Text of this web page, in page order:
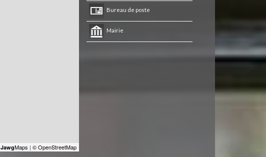
JawgMaps | © OpenStreetMap
Bureau de poste
Mairie